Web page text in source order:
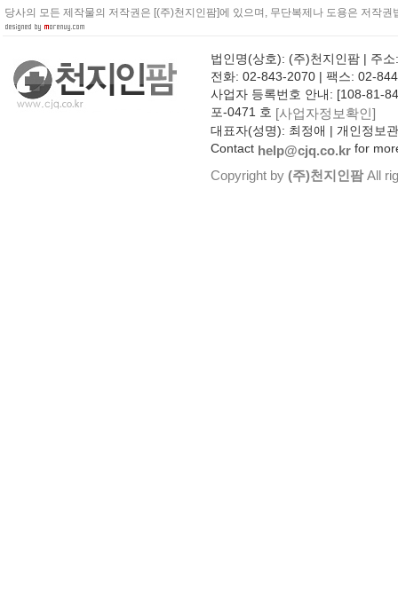
당사의 모든 제작물의 저작권은 [(주)천지인팜]에 있으며, 무단복제나 도용은 저작
법인명(상호): (주)천지인팜 | 주
전화: 02-843-2070 | 팩스: 02-
사업자 등록번호 안내: [108-81-
포-0471 호 [사업자정보확인]
대표자(성명): 최정애 | 개인정보
Contact help@cjq.co.kr for
Copyright by (주)천지인팜All